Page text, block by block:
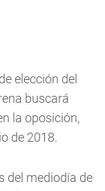
elección del
buscará
la oposición,
de 2018.
del mediodía de